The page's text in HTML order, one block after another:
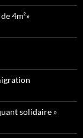
4m²»
solidaire »